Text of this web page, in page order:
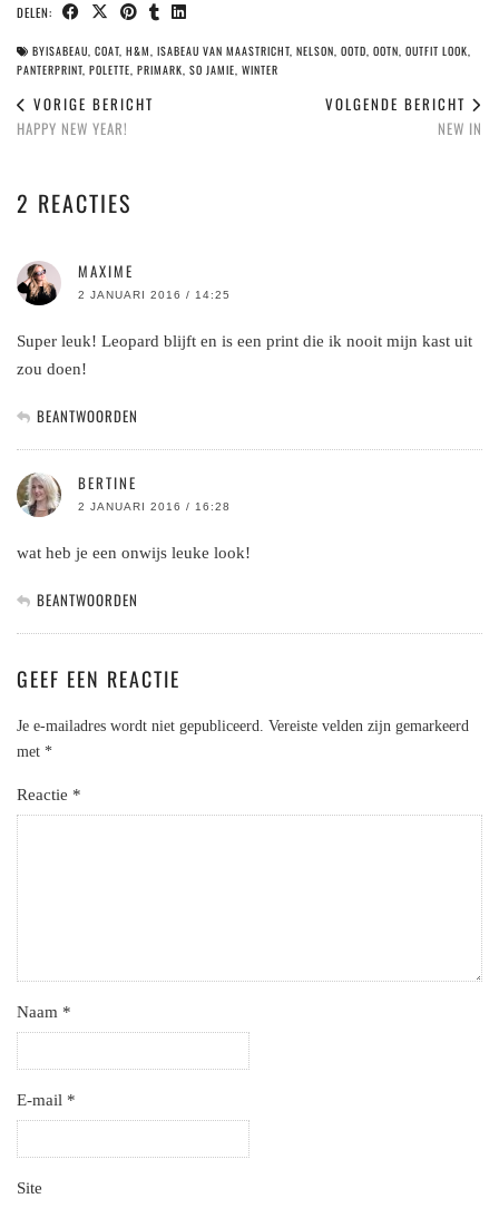
DELEN:
BYISABEAU, COAT, H&M, ISABEAU VAN MAASTRICHT, NELSON, OOTD, OOTN, OUTFIT LOOK,
PANTERPRINT, POLETTE, PRIMARK, SO JAMIE, WINTER
VORIGE BERICHT
HAPPY NEW YEAR!
VOLGENDE BERICHT
NEW IN
2 REACTIES
MAXIME
2 JANUARI 2016 / 14:25
Super leuk! Leopard blijft en is een print die ik nooit mijn kast uit
zou doen!
BEANTWOORDEN
BERTINE
2 JANUARI 2016 / 16:28
wat heb je een onwijs leuke look!
BEANTWOORDEN
GEEF EEN REACTIE
Je e-mailadres wordt niet gepubliceerd. Vereiste velden zijn gemarkeerd
met *
Reactie *
Naam *
E-mail *
Site